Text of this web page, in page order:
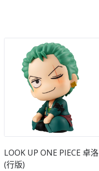
LOOK UP ONE PIECE 卓洛
(行版)